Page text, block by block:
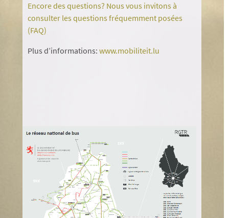
Encore des questions? Nous vous invitons à
consulter les questions fréquemment posées
(FAQ)
Plus d’informations: www.mobiliteit.lu